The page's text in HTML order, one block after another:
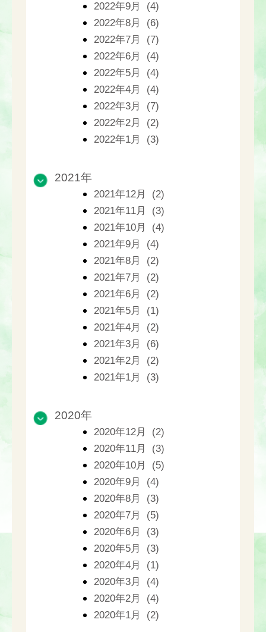
2022年9月 (4)
2022年8月 (6)
2022年7月 (7)
2022年6月 (4)
2022年5月 (4)
2022年4月 (4)
2022年3月 (7)
2022年2月 (2)
2022年1月 (3)
2021年
2021年12月 (2)
2021年11月 (3)
2021年10月 (4)
2021年9月 (4)
2021年8月 (2)
2021年7月 (2)
2021年6月 (2)
2021年5月 (1)
2021年4月 (2)
2021年3月 (6)
2021年2月 (2)
2021年1月 (3)
2020年
2020年12月 (2)
2020年11月 (3)
2020年10月 (5)
2020年9月 (4)
2020年8月 (3)
2020年7月 (5)
2020年6月 (3)
2020年5月 (3)
2020年4月 (1)
2020年3月 (4)
2020年2月 (4)
2020年1月 (2)